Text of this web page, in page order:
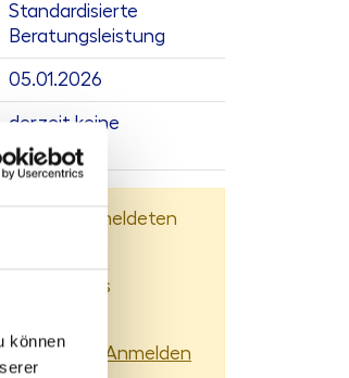
können
Standardisierte
Beratungsleistung
05.01.2026
derzeit keine
nur angemeldeten
kostenlos
ein Konto? Anmelden